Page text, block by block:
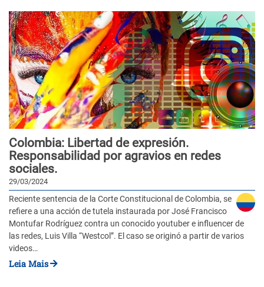
Colombia: Libertad de expresión.
Responsabilidad por agravios en redes
sociales.
29/03/2024
Reciente sentencia de la Corte Constitucional de Colombia, se
refiere a una acción de tutela instaurada por José Francisco
Montufar Rodríguez contra un conocido youtuber e influencer de
las redes, Luis Villa “Westcol”. El caso se originó a partir de varios
videos…
Leia Mais